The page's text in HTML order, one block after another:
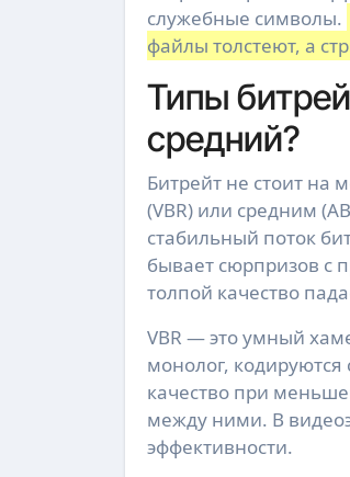
служебные символы.
файлы толстеют, а
Типы
средний?
Битрейт не стоит на
(VBR) или средним
стабильный поток
бывает сюрпризов с
толпой качество
VBR — это умный
монолог,
качество при
между ними. В
эффективности.